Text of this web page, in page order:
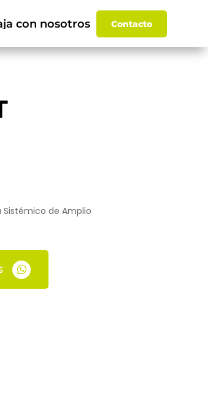
con nosotros Contacto
de Amplio
